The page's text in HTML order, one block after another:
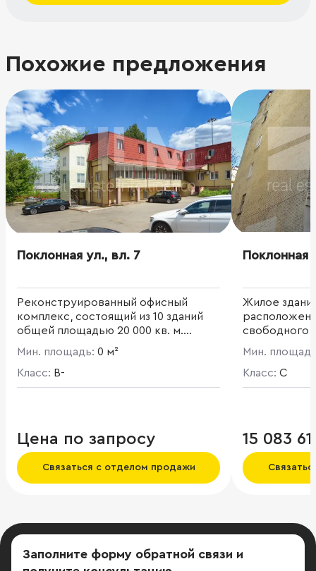
Похожие предложения
Поклонная ул., вл. 7
Реконструированный офисный
комплекс, состоящий из 10 зданий
общей площадью 20 000 кв. м.
Развитая инфраструктура: фитнес-
центр со спа-комплексом, кафе,
ресторан.
Мин. площадь: 0 м²
Класс: B-
Цена по запросу
Связаться с отделом продажи
Поклонная
Жилое
свободного
вход.
Мин.
Класс: C
15 083
Заполните форму обратной связи и